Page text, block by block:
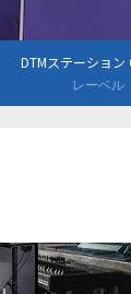
DTMステーション
レーベル